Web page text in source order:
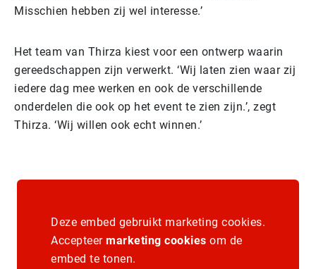
Misschien hebben zij wel interesse.’
Het team van Thirza kiest voor een ontwerp waarin
gereedschappen zijn verwerkt. ‘Wij laten zien waar zij
iedere dag mee werken en ook de verschillende
onderdelen die ook op het event te zien zijn.’, zegt
Thirza. ‘Wij willen ook echt winnen.’
Deze embed gebruikt marketing cookies.
Accepteer marketing cookies om de
embed te tonen.